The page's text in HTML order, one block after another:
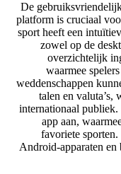
De
platform is cruciaal
sport heeft een
zowel op de
overzichtelijk
waarmee
weddenschappen
talen en valuta’s,
internationaal
app aan,
favoriete
Android-apparaten